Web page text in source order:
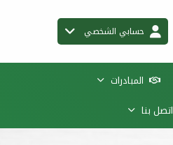
حسابي الشخصي
المبادرات
اتصل بنا